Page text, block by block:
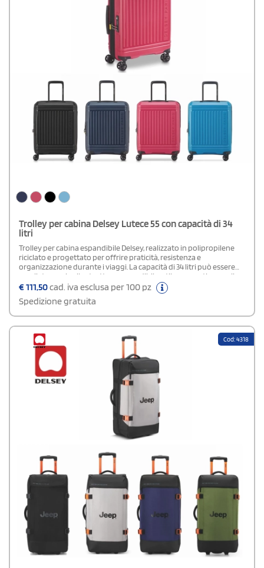
Trolley per cabina Delsey Lutece 55 con capacità di 34
litri
Trolley per cabina espandibile Delsey, realizzato in polipropilene
riciclato e progettato per offrire praticità, resistenza e
organizzazione durante i viaggi. La capacità di 34 litri può essere
ampliata grazie alla struttura espandibile, utile per gestire meglio
lo spazio interno. Dotato di quattro ruote per una
movimentazione fluida e di lucchetto TSA con combinazione,
garantisce maggiore comodità e sicurezza durante gli
spostamenti. Il formato compatto è ideale per il bagaglio a mano e
€111,50cad. iva esclusa per 100 pz
Spedizione gratuita
Cod: 4318